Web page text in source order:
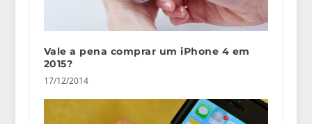
Vale a pena comprar um iPhone 4 em
2015?
17/12/2014